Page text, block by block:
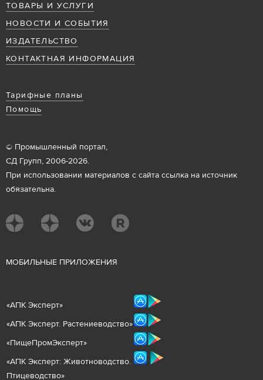
ТОВАРЫ И УСЛУГИ
НОВОСТИ И СОБЫТИЯ
ИЗДАТЕЛЬСТВО
КОНТАКТНАЯ ИНФОРМАЦИЯ
Тарифные планы
Помощь
© Промышленный портал,
СД Групп, 2006-2026.
При использовании материалов с сайта ссылка на источник
обязательна.
МОБИЛЬНЫЕ ПРИЛОЖЕНИЯ
«АПК Эксперт»
«АПК Эксперт. Растениеводство»
«ПищеПромЭксперт»
«АПК Эксперт: Животноводство.
Птицеводство»